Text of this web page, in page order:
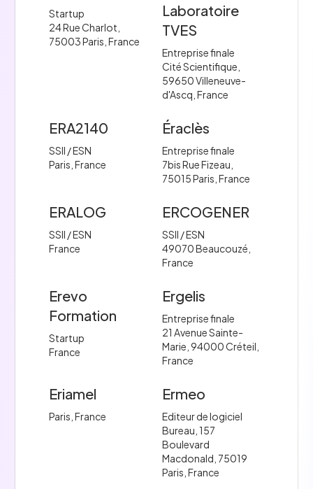
Startup
24 Rue Charlot,
75003 Paris, France
Laboratoire
TVES
Entreprise finale
Cité Scientifique,
59650 Villeneuve-
d'Ascq, France
ERA2140
SSII / ESN
Paris, France
Éraclès
Entreprise finale
7bis Rue Fizeau,
75015 Paris, France
ERALOG
SSII / ESN
France
ERCOGENER
SSII / ESN
49070 Beaucouzé,
France
Erevo
Formation
Startup
France
Ergelis
Entreprise finale
21 Avenue Sainte-
Marie, 94000 Créteil,
France
Eriamel
Paris, France
Ermeo
Editeur de logiciel
Bureau, 157
Boulevard
Macdonald, 75019
Paris, France